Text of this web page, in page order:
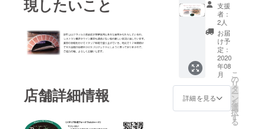
現したいこと
店舗詳細情報
ル
トゥー
ナ
2,000
円
ピッ
ツァテ
イクア
ウト券
2,000
円
ピッ
支援
者：
2人
お届
け予
定：
2020
年08
月
詳細を見る
こ
の
リ
タ
ー
ン
を
選
択
す
る